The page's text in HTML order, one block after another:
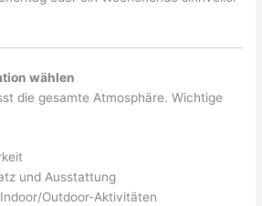
wählen
die gesamte Atmosphäre. Wichtige
und Ausstattung
Outdoor-Aktivitäten